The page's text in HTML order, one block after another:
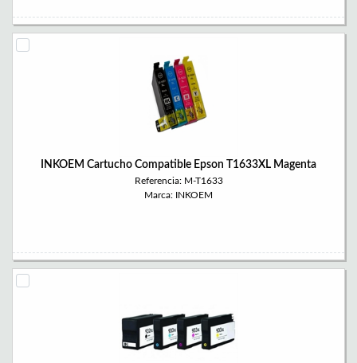
INKOEM Cartucho Compatible Epson T1633XL Magenta
Referencia: M-T1633
Marca: INKOEM